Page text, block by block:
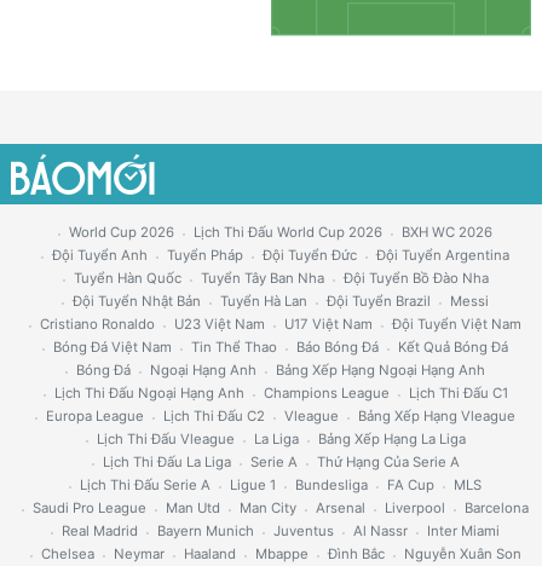
World Cup 2026 Lịch Thi Đấu World Cup 2026
BXH WC 2026
Đội Tuyển Anh
Tuyển Pháp Đội Tuyển Đức
Đội Tuyển Argentina
Tuyển Hàn Quốc
Tuyển Tây Ban Nha
Đội Tuyển Bồ Đào Nha
Đội Tuyển Nhật Bản
Tuyển Hà Lan Đội Tuyển Brazil
Messi
Cristiano Ronaldo
U23 Việt Nam U17 Việt Nam
Đội Tuyển Việt Nam
Bóng Đá Việt Nam
Tin Thể Thao Báo Bóng Đá
Kết Quả Bóng Đá
Bóng Đá
Ngoại Hạng Anh
Bảng Xếp Hạng Ngoại Hạng Anh
Lịch Thi Đấu Ngoại Hạng Anh
Champions League
Lịch Thi Đấu C1
Europa League
Lịch Thi Đấu C2 Vleague
Bảng Xếp Hạng Vleague
Lịch Thi Đấu Vleague
La Liga
Bảng Xếp Hạng La Liga
Lịch Thi Đấu La Liga
Serie A
Thứ Hạng Của Serie A
Lịch Thi Đấu Serie A
Ligue 1 Bundesliga FA Cup
MLS
Saudi Pro League
Man Utd Man City Arsenal Liverpool
Barcelona
Real Madrid
Bayern Munich Juventus Al Nassr
Inter Miami
Chelsea
Neymar Haaland Mbappe Đình Bắc Nguyễn Xuân Son